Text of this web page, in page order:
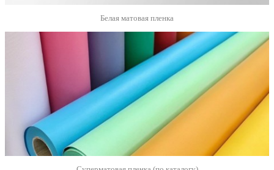
Белая матовая пленка